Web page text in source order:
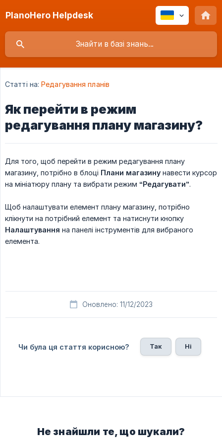
PlanoHero Helpdesk
Статті на: Редагування планів
Як перейти в режим
редагування плану магазину?
Для того, щоб перейти в режим редагування плану
магазину, потрібно в блоці Плани магазину навести курсор
на мініатюру плану та вибрати режим “Редагувати”.
Щоб налаштувати елемент плану магазину, потрібно
клікнути на потрібний елемент та натиснути кнопку
Налаштування на панелі інструментів для вибраного
елемента.
Оновлено: 11/12/2023
Чи була ця стаття корисною? Так Ні
Не знайшли те, що шукали?